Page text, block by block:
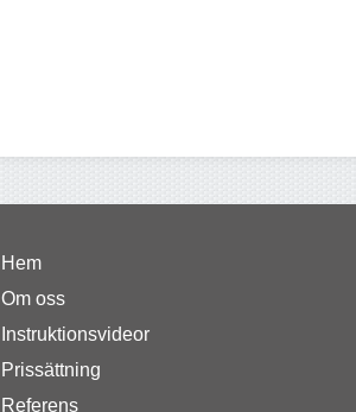
Hem
Om oss
Instruktionsvideor
Prissättning
Referens